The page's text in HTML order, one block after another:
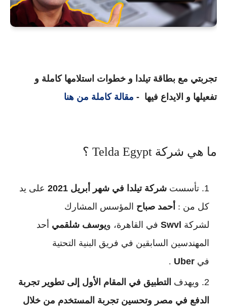
تجربتي مع بطاقة تيلدا و خطوات استلامها كاملة و
تفعيلها و الايداع فيها - مقالة كاملة من هنا
ما هي شركة Telda Egypt ؟
تأسست شركة تيلدا في شهر أبريل 2021
على يد
كل من : أحمد صباح المؤسس المشارك
لشركة Swvl في القاهرة، ويوسف شلقمي أحد
المهندسين السابقين في فريق البنية التحتية
في Uber
.
ويهدف التطبيق في المقام الأول إلى تطوير تجربة
الدفع في مصر وتحسين تجربة المستخدم من خلال